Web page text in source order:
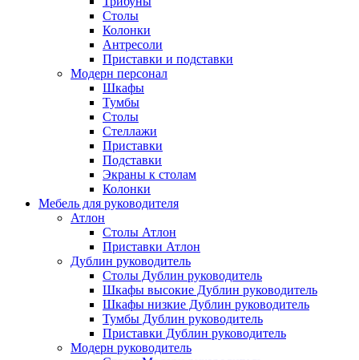
Столы
Колонки
Антресоли
Приставки и подставки
Модерн персонал
Шкафы
Тумбы
Столы
Стеллажи
Приставки
Подставки
Экраны к столам
Колонки
Мебель для руководителя
Атлон
Столы Атлон
Приставки Атлон
Дублин руководитель
Столы Дублин руководитель
Шкафы высокие Дублин руководитель
Шкафы низкие Дублин руководитель
Тумбы Дублин руководитель
Приставки Дублин руководитель
Модерн руководитель